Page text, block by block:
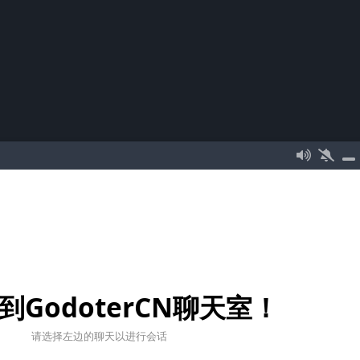
GodoterCN聊天室！
请选择左边的聊天以进行会话